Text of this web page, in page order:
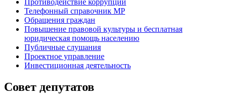
Телефонный справочник МР
Обращения граждан
Повышение правовой культуры и бесплатная
юридическая помощь населению
Публичные слушания
Проектное управление
Инвестиционная деятельность
Совет депутатов